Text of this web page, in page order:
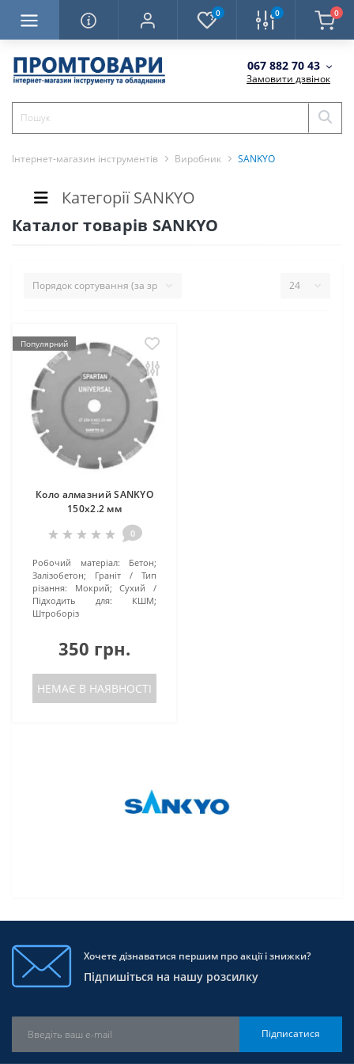
0 0 0
067 882 70 43
Замовити дзвінок
Інтернет-магазин інструментів Виробник SANKYO
Категорії SANKYO
Каталог товарів SANKYO
Популярний
Коло алмазний SANKYO
150х2.2 мм
0
Робочий матеріал:
Бетон;
Залізобетон; Граніт
Тип
різання:
Мокрий; Сухий
Підходить для:
КШМ;
Штроборіз
350 грн.
НЕМАЄ В НАЯВНОСТІ
Хочете дізнаватися першим про акції і знижки?
Підпишіться на нашу розсилку
Підписатися